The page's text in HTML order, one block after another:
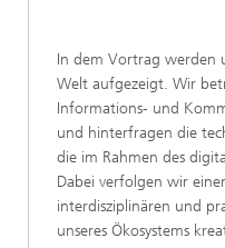
In dem Vortrag werden
Welt aufgezeigt. Wir
Informations- und
und hinterfragen die
die im Rahmen des
Dabei verfolgen wir
interdisziplinären und
unseres Ökosystems